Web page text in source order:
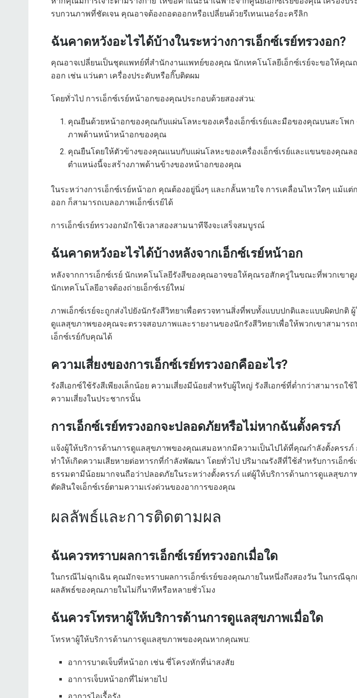
รบกวนภาพที่ชัดเจน คุณอาจต้องถอดออกหรือเปลี่ยนด้วยรีเทนเนอร์อะครีลิก
ฉันคาดหวังอะไรได้บ้างในระหว่างการเอ็กซ์เรย์ทรวงอก?
คุณอาจเปลี่ยนเป็นชุดแพทย์ที่สำนักงานแพทย์ของคุณ นักเทคโนโลยีเอ็กซ์เรย์จะขอให้คุณ
ออก เช่น แว่นตา เครื่องประดับหรือกิ๊บติดผม
โดยทั่วไป การเอ็กซ์เรย์หน้าอกของคุณประกอบด้วยสองส่วน:
คุณยืนด้วยหน้าอกของคุณกับแผ่นโลหะของเครื่องเอ็กซ์เรย์และมือของคุณบนสะโพก
ภาพด้านหน้าหน้าอกของคุณ
คุณยืนโดยให้ตัวข้างของคุณแนบกับแผ่นโลหะของเครื่องเอ็กซ์เรย์และแขนของคุณล
ตำแหน่งนี้จะสร้างภาพด้านข้างของหน้าอกของคุณ
ในระหว่างการเอ็กซ์เรย์หน้าอก คุณต้องอยู่นิ่งๆ และกลั้นหายใจ การเคลื่อนไหวใดๆ แม้แต่
ออก ก็สามารถเบลอภาพเอ็กซ์เรย์ได้
การเอ็กซ์เรย์ทรวงอกมักใช้เวลาสองสามนาทีจึงจะเสร็จสมบูรณ์
ฉันคาดหวังอะไรได้บ้างหลังจากเอ็กซ์เรย์หน้าอก
หลังจากการเอ็กซ์เรย์ นักเทคโนโลยีรังสีของคุณอาจขอให้คุณรอสักครู่ในขณะที่พวกเขา
นักเทคโนโลยีอาจต้องถ่ายเอ็กซ์เรย์ใหม่
ภาพเอ็กซ์เรย์จะถูกส่งไปยังนักรังสีวิทยาเพื่อตรวจทานสิ่งที่พบทั้งแบบปกติและแบบผิดปกติ
ดูแลสุขภาพของคุณจะตรวจสอบภาพและรายงานของนักรังสีวิทยาเพื่อให้พวกเขาสามารถ
เอ็กซ์เรย์กับคุณได้
ความเสี่ยงของการเอ็กซ์เรย์ทรวงอกคืออะไร?
รังสีเอกซ์ใช้รังสีเพียงเล็กน้อย ความเสี่ยงมีน้อยสำหรับผู้ใหญ่ รังสีเอกซ์ที่ต่ำกว่าสามารถใช้
ความเสี่ยงในประชากรนั้น
การเอ็กซ์เรย์ทรวงอกจะปลอดภัยหรือไม่หากฉันตั้งครรภ์
แจ้งผู้ให้บริการด้านการดูแลสุขภาพของคุณเสมอหากมีความเป็นไปได้ที่คุณกำลังตั้งครรภ์
ทำให้เกิดความเสียหายต่อทารกที่กำลังพัฒนา โดยทั่วไป ปริมาณรังสีที่ใช้สำหรับการเอ็กซ์
ธรรมดามีน้อยมากจนถือว่าปลอดภัยในระหว่างตั้งครรภ์ แต่ผู้ให้บริการด้านการดูแลสุข
ตัดสินใจเอ็กซ์เรย์ตามความเร่งด่วนของอาการของคุณ
ผลลัพธ์และการติดตามผล
ฉันควรทราบผลการเอ็กซ์เรย์ทรวงอกเมื่อใด
ในกรณีไม่ฉุกเฉิน คุณมักจะทราบผลการเอ็กซ์เรย์ของคุณภายในหนึ่งถึงสองวัน ในกรณีฉุ
ผลลัพธ์ของคุณภายในไม่กี่นาทีหรือหลายชั่วโมง
ฉันควรโทรหาผู้ให้บริการด้านการดูแลสุขภาพเมื่อใด
โทรหาผู้ให้บริการด้านการดูแลสุขภาพของคุณหากคุณพบ:
อาการบาดเจ็บที่หน้าอก เช่น ซี่โครงหักที่น่าสงสัย
อาการเจ็บหน้าอกที่ไม่หายไป